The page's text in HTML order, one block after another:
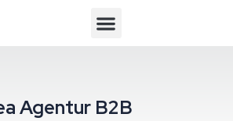
Agentur B2B